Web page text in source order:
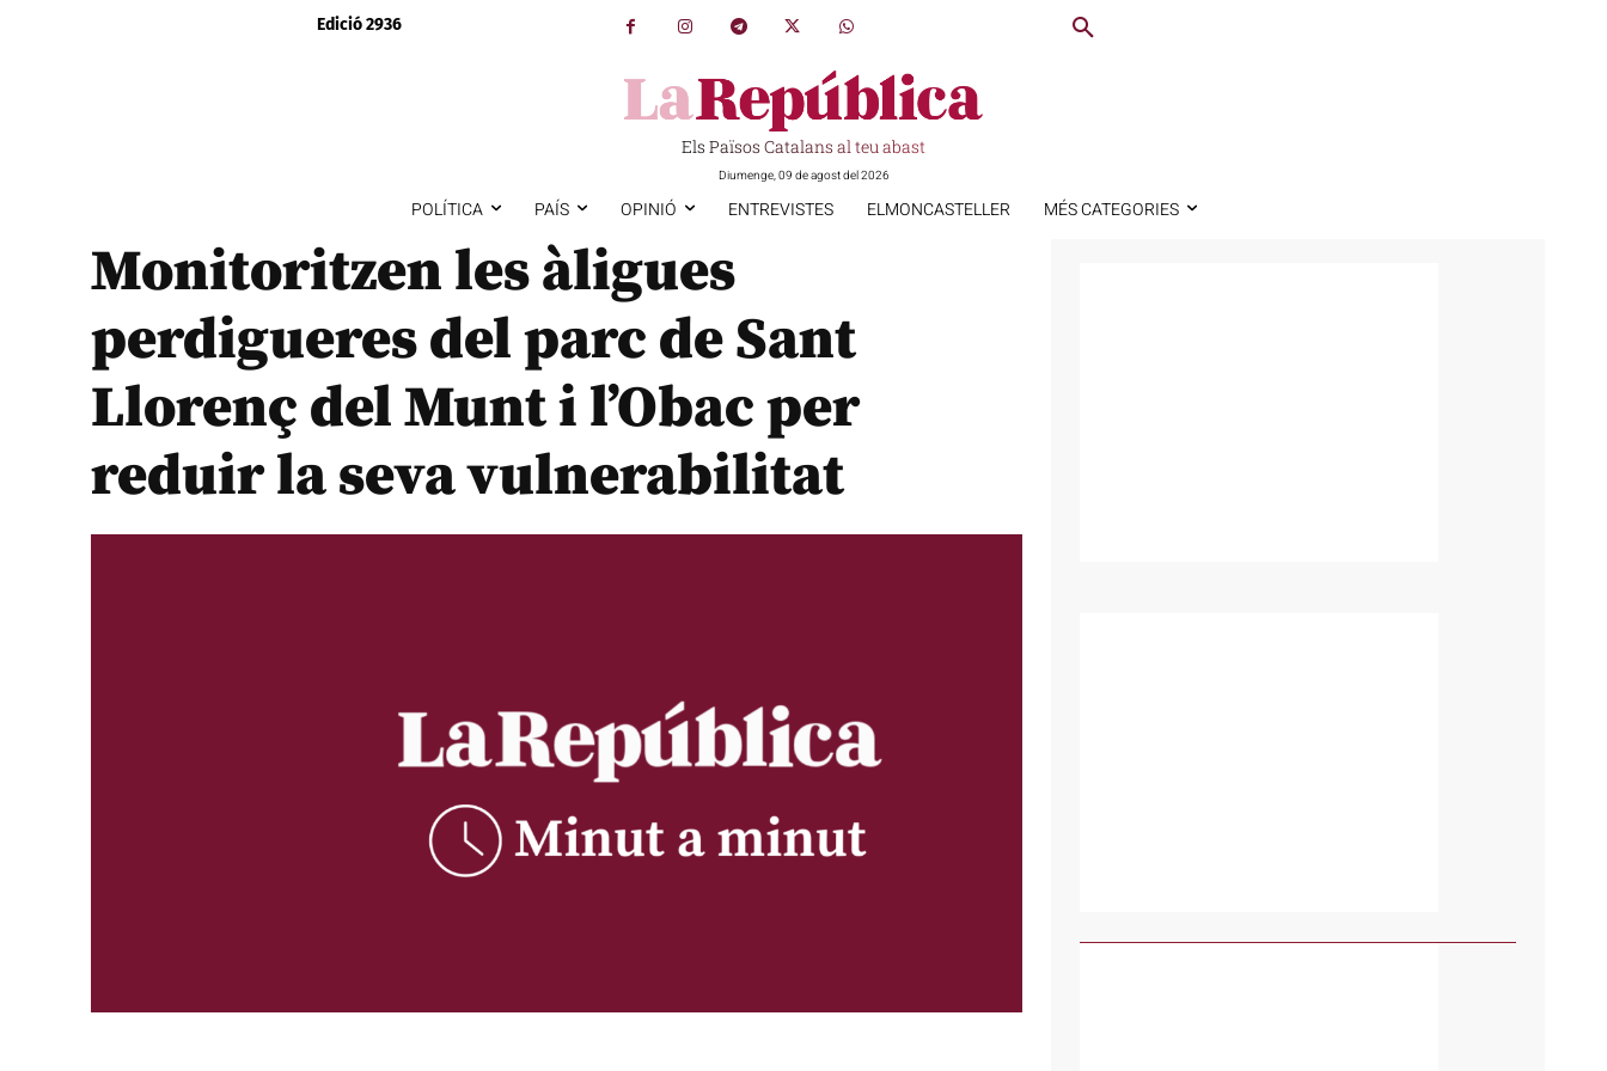
Edició 2936
Els Països Catalans al teu abast
Diumenge, 09 de agost del 2026
POLÍTICA PAÍS OPINIÓ ENTREVISTES ELMONCASTELLER MÉS CATEGORIES
Monitoritzen les àligues
perdigueres del parc de Sant
Llorenç del Munt i l’Obac per
reduir la seva vulnerabilitat